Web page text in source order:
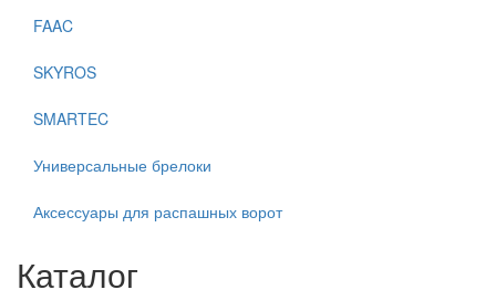
FAAC
SKYROS
SMARTEC
Универсальные брелоки
Аксессуары для распашных ворот
Каталог